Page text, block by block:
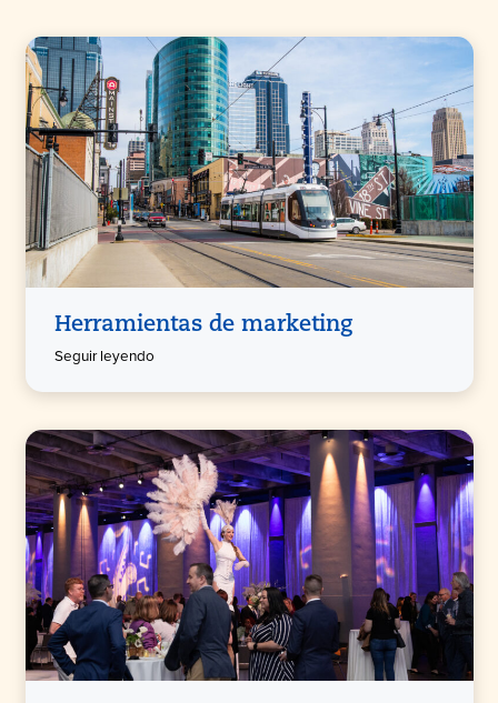
Herramientas de marketing
Seguir leyendo